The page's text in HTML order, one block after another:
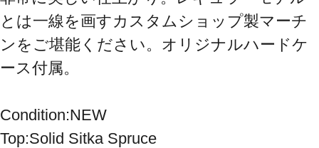
とは一線を画すカスタムショップ製マーチ
ンをご堪能ください。オリジナルハードケ
ース付属。
Condition:NEW
Top:Solid Sitka Spruce